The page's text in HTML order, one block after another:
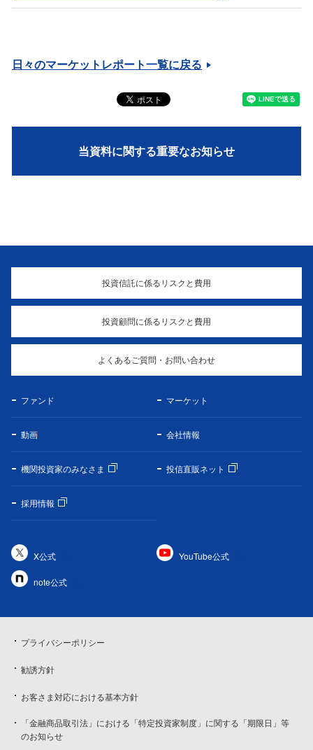
日々のマーケットレポート一覧に戻る
当資料に関する重要なお知らせ
投資信託に係るリスクと費用
投資顧問に係るリスクと費用
よくあるご質問・お問い合わせ
ファンド マーケット
動画 会社情報
機関投資家のみなさま 投信直販ネット
採用情報
X公式 YouTube公式
note公式
プライバシーポリシー
勧誘方針
お客さま対応における基本方針
「金融商品取引法」における「特定投資家制度」に関する「期限日」等
のお知らせ